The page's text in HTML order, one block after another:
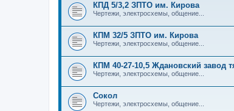
КПД 5/3,2 ЗПТО им. Кирова
Чертежи, электросхемы, общение...
КПМ 32/5 ЗПТО им. Кирова
Чертежи, электросхемы, общение...
КПМ 40-27-10,5 Ждановский завод
Чертежи, электросхемы, общение...
Сокол
Чертежи, электросхемы, общение...